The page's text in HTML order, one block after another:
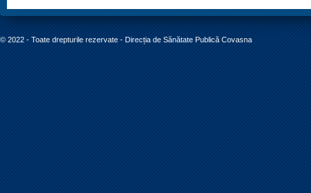
© 2022 - Toate drepturile rezervate - Direcția de Sănătate Publică Covasna